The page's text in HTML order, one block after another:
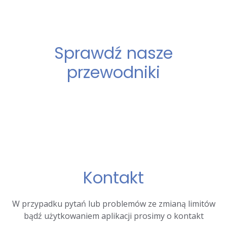
Sprawdź nasze
przewodniki
Kontakt
W przypadku pytań lub problemów ze zmianą limitów
bądź użytkowaniem aplikacji prosimy o kontakt